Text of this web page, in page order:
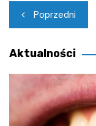
wpisu
Poprzedni
Aktualności